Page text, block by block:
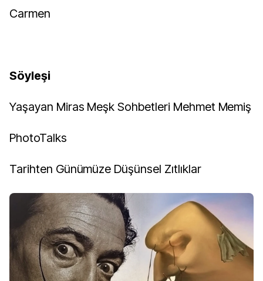
Carmen
Söyleşi
Yaşayan Miras Meşk Sohbetleri Mehmet Memiş
PhotoTalks
Tarihten Günümüze Düşünsel Zıtlıklar